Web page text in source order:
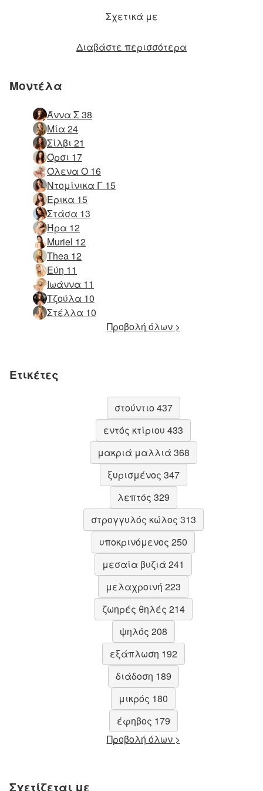
Σχετικά με
Διαβάστε περισσότερα
Μοντέλα
Άννα Σ 38
Μία 24
Σίλβι 21
Όρσι 17
Όλενα Ο 16
Ντομίνικα Γ 15
Έρικα 15
Στάσα 13
Ήρα 12
Muriel 12
Thea 12
Εύη 11
Ιωάννα 11
Τζούλα 10
Στέλλα 10
Προβολή όλων >
Ετικέτες
στούντιο 437
εντός κτίριου 433
μακριά μαλλιά 368
ξυρισμένος 347
λεπτός 329
στρογγυλός κώλος 313
υποκρινόμενος 250
μεσαία βυζιά 241
μελαχροινή 223
ζωηρές θηλές 214
ψηλός 208
εξάπλωση 192
διάδοση 189
μικρός 180
έφηβος 179
Προβολή όλων >
Σχετίζεται με